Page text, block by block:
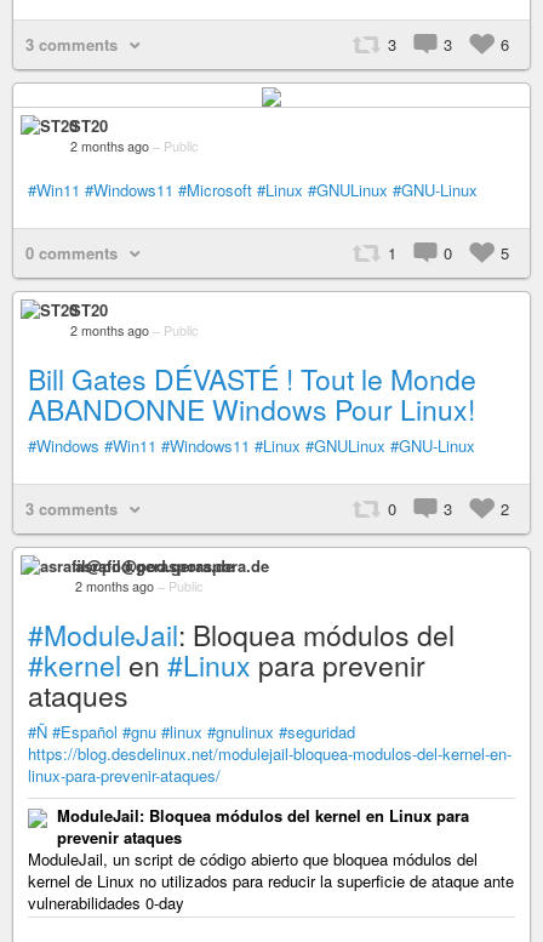
3 comments 3 3 6
ST20
2 months ago – Public
#Win11 #Windows11 #Microsoft #Linux #GNULinux #GNU-Linux
0 comments 1 0 5
ST20
2 months ago – Public
Bill Gates DÉVASTÉ ! Tout le Monde
ABANDONNE Windows Pour Linux!
#Windows #Win11 #Windows11 #Linux #GNULinux #GNU-Linux
3 comments 0 3 2
asrafil@pod.geraspora.de
2 months ago – Public
#ModuleJail: Bloquea módulos del
#kernel en #Linux para prevenir
ataques
#Ñ #Español #gnu #linux #gnulinux #seguridad
https://blog.desdelinux.net/modulejail-bloquea-modulos-del-kernel-en-
linux-para-prevenir-ataques/
ModuleJail: Bloquea módulos del kernel en Linux para
prevenir ataques
ModuleJail, un script de código abierto que bloquea módulos del
kernel de Linux no utilizados para reducir la superficie de ataque ante
vulnerabilidades 0-day